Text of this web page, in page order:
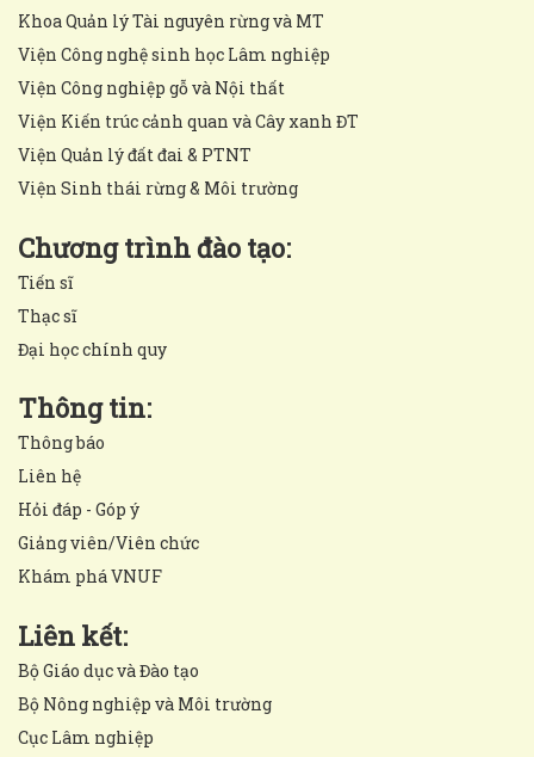
Khoa Quản lý Tài nguyên rừng và MT
Viện Công nghệ sinh học Lâm nghiệp
Viện Công nghiệp gỗ và Nội thất
Viện Kiến trúc cảnh quan và Cây xanh ĐT
Viện Quản lý đất đai & PTNT
Viện Sinh thái rừng & Môi trường
Chương trình đào tạo:
Tiến sĩ
Thạc sĩ
Đại học chính quy
Thông tin:
Thông báo
Liên hệ
Hỏi đáp - Góp ý
Giảng viên/Viên chức
Khám phá VNUF
Liên kết:
Bộ Giáo dục và Đào tạo
Bộ Nông nghiệp và Môi trường
Cục Lâm nghiệp